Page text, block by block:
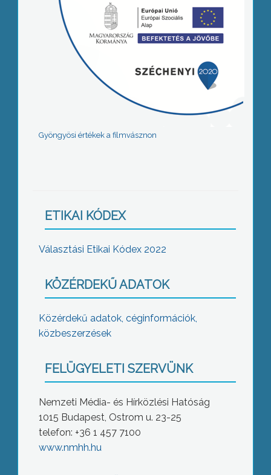
Gyöngyösi értékek a filmvásznon
ETIKAI KÓDEX
Választási Etikai Kódex 2022
KÖZÉRDEKŰ ADATOK
Közérdekű adatok, céginformációk,
közbeszerzések
FELÜGYELETI SZERVÜNK
Nemzeti Média- és Hírközlési Hatóság
1015 Budapest, Ostrom u. 23-25
telefon: +36 1 457 7100
www.nmhh.hu